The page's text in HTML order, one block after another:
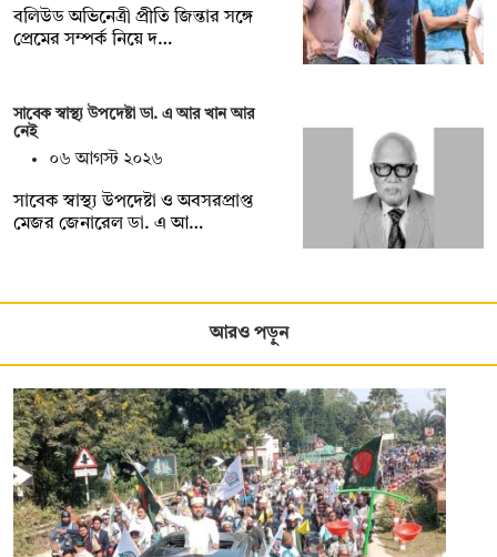
বলিউড অভিনেত্রী প্রীতি জিন্তার সঙ্গে
প্রেমের সম্পর্ক নিয়ে দ…
সাবেক স্বাস্থ্য উপদেষ্টা ডা. এ আর খান আর
নেই
০৬ আগস্ট ২০২৬
সাবেক স্বাস্থ্য উপদেষ্টা ও অবসরপ্রাপ্ত
মেজর জেনারেল ডা. এ আ…
আরও পড়ুন